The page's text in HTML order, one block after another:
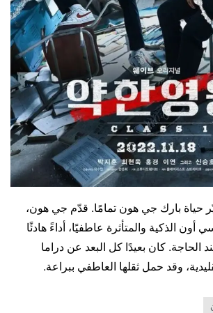
حياة بارك جي هون تمامًا. قدّم جي هون،
الذكية والمتأثرة عاطفيًا، أداءً هادئًا
كان بعيدًا كل البعد عن دراما
وقد حمل ثقلها العاطفي ببراعة.